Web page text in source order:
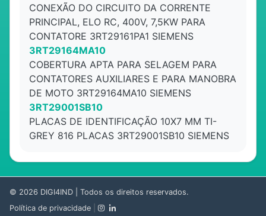
CONEXÃO DO CIRCUITO DA CORRENTE
PRINCIPAL, ELO RC, 400V, 7,5KW PARA
CONTATORE 3RT29161PA1 SIEMENS
3RT29164MA10
COBERTURA APTA PARA SELAGEM PARA
CONTATORES AUXILIARES E PARA MANOBRA
DE MOTO 3RT29164MA10 SIEMENS
3RT29001SB10
PLACAS DE IDENTIFICAÇÃO 10X7 MM TI-
GREY 816 PLACAS 3RT29001SB10 SIEMENS
© 2026 DIGI4IND | Todos os direitos reservados.
Política de privacidade